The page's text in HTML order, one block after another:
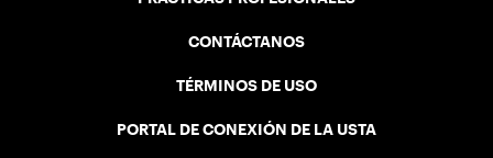
CONTÁCTANOS
TÉRMINOS DE USO
PORTAL DE CONEXIÓN DE LA USTA